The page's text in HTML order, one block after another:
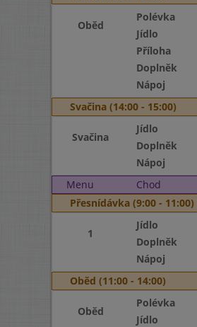
Oběd
Polévka
Jídlo
Příloha
Doplněk
Nápoj
Svačina (14:00 - 15:00)
Svačina
Jídlo
Doplněk
Nápoj
Menu
Chod
Přesnídávka (9:00 - 11:00)
1
Jídlo
Doplněk
Nápoj
Oběd (11:00 - 14:00)
Oběd
Polévka
Jídlo